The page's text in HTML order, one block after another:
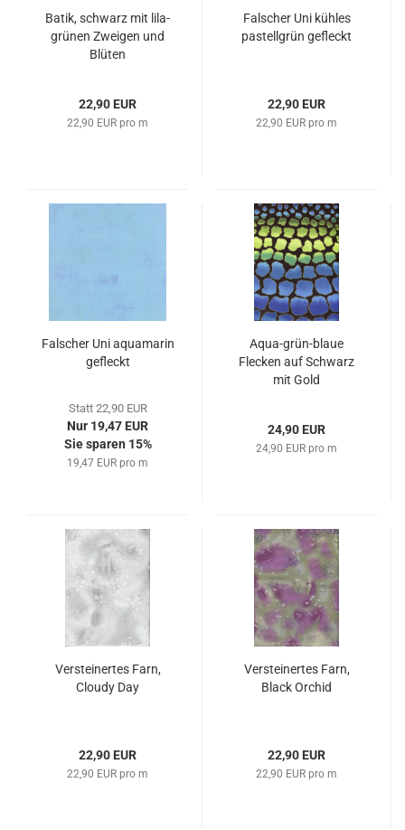
Batik, schwarz mit lila-
grünen Zweigen und
Blüten
22,90 EUR
22,90 EUR pro m
Falscher Uni kühles
pastellgrün gefleckt
22,90 EUR
22,90 EUR pro m
Falscher Uni aquamarin
gefleckt
Statt 22,90 EUR
Nur 19,47 EUR
Sie sparen 15%
19,47 EUR pro m
Aqua-grün-blaue
Flecken auf Schwarz
mit Gold
24,90 EUR
24,90 EUR pro m
Versteinertes Farn,
Cloudy Day
22,90 EUR
22,90 EUR pro m
Versteinertes Farn,
Black Orchid
22,90 EUR
22,90 EUR pro m